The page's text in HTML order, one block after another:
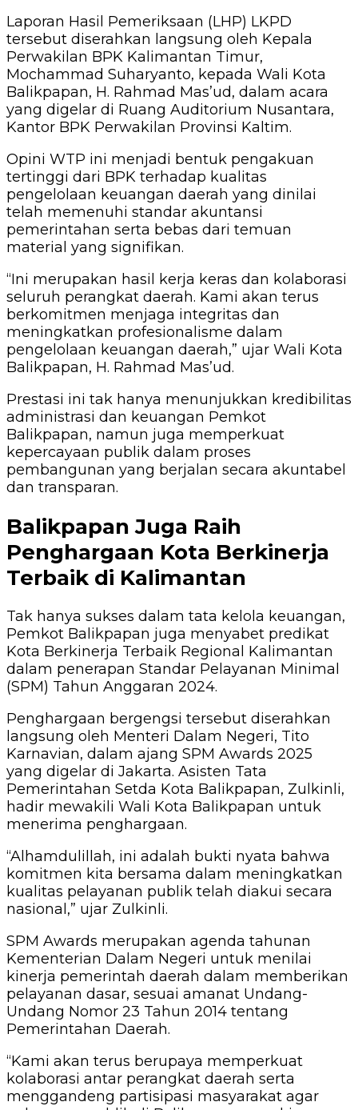
Laporan Hasil Pemeriksaan (LHP) LKPD
tersebut diserahkan langsung oleh Kepala
Perwakilan BPK Kalimantan Timur,
Mochammad Suharyanto, kepada Wali Kota
Balikpapan, H. Rahmad Mas’ud, dalam acara
yang digelar di Ruang Auditorium Nusantara,
Kantor BPK Perwakilan Provinsi Kaltim.
Opini WTP ini menjadi bentuk pengakuan
tertinggi dari BPK terhadap kualitas
pengelolaan keuangan daerah yang dinilai
telah memenuhi standar akuntansi
pemerintahan serta bebas dari temuan
material yang signifikan.
“Ini merupakan hasil kerja keras dan kolaborasi
seluruh perangkat daerah. Kami akan terus
berkomitmen menjaga integritas dan
meningkatkan profesionalisme dalam
pengelolaan keuangan daerah,” ujar Wali Kota
Balikpapan, H. Rahmad Mas’ud.
Prestasi ini tak hanya menunjukkan kredibilitas
administrasi dan keuangan Pemkot
Balikpapan, namun juga memperkuat
kepercayaan publik dalam proses
pembangunan yang berjalan secara akuntabel
dan transparan.
Balikpapan Juga Raih
Penghargaan Kota Berkinerja
Terbaik di Kalimantan
Tak hanya sukses dalam tata kelola keuangan,
Pemkot Balikpapan juga menyabet predikat
Kota Berkinerja Terbaik Regional Kalimantan
dalam penerapan Standar Pelayanan Minimal
(SPM) Tahun Anggaran 2024.
Penghargaan bergengsi tersebut diserahkan
langsung oleh Menteri Dalam Negeri, Tito
Karnavian, dalam ajang SPM Awards 2025
yang digelar di Jakarta. Asisten Tata
Pemerintahan Setda Kota Balikpapan, Zulkinli,
hadir mewakili Wali Kota Balikpapan untuk
menerima penghargaan.
“Alhamdulillah, ini adalah bukti nyata bahwa
komitmen kita bersama dalam meningkatkan
kualitas pelayanan publik telah diakui secara
nasional,” ujar Zulkinli.
SPM Awards merupakan agenda tahunan
Kementerian Dalam Negeri untuk menilai
kinerja pemerintah daerah dalam memberikan
pelayanan dasar, sesuai amanat Undang-
Undang Nomor 23 Tahun 2014 tentang
Pemerintahan Daerah.
“Kami akan terus berupaya memperkuat
kolaborasi antar perangkat daerah serta
menggandeng partisipasi masyarakat agar